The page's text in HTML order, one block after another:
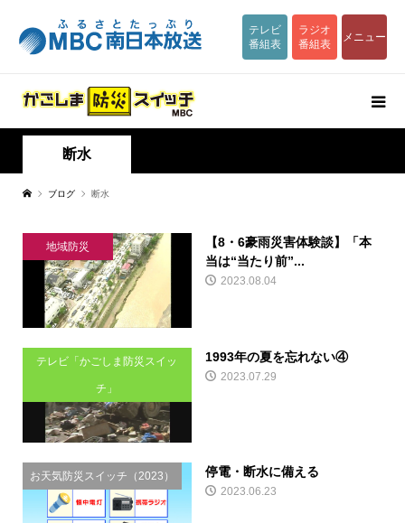
テレビ
番組表
ラジオ
番組表
メニュー
断水
ブログ 断水
地域防災
【8・6豪雨災害体験談】「本
当は“当たり前”...
2023.08.04
テレビ「かごしま防災スイッ
チ」
1993年の夏を忘れない④
2023.07.29
お天気防災スイッチ（2023） 停電・断水に備える
2023.06.23